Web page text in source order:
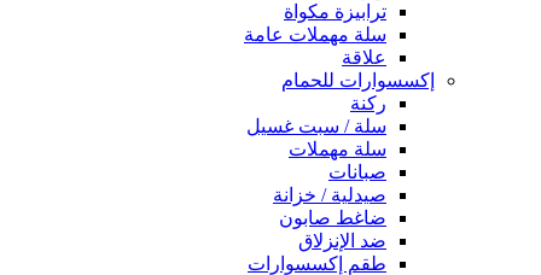
ترابيزة مكواة
سلة مهملات عامة
علاقة
إكسسوارات للحمام
ركنة
سلة / سبت غسيل
سلة مهملات
صبانات
صيدلية / خزانة
ضاغط صابون
ضد الإنزلاق
طقم إكسسوارات